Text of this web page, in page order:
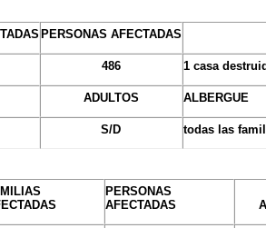
PERSONAS AFECTADAS
486 1 casa
ADULTOS ALBERGUE
S/D todas las
PERSONAS
AFECTADAS